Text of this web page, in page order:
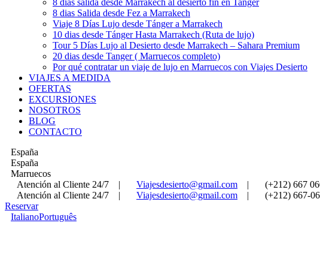
8 dias salida desde Marrakech al desierto fin en Tanger
8 dias Salida desde Fez a Marrakech
Viaje 8 Días Lujo desde Tánger a Marrakech
10 dias desde Tánger Hasta Marrakech (Ruta de lujo)
Tour 5 Días Lujo al Desierto desde Marrakech – Sahara Premium
20 dias desde Tanger ( Marruecos completo)
Por qué contratar un viaje de lujo en Marruecos con Viajes Desierto
VIAJES A MEDIDA
OFERTAS
EXCURSIONES
NOSOTROS
BLOG
CONTACTO
España
España
Marruecos
Atención al Cliente 24/7
| Viajesdesierto@gmail.com |
(+212) 667
Atención al Cliente 24/7
| Viajesdesierto@gmail.com |
(+212) 667-
Reservar
ItalianoPortuguês